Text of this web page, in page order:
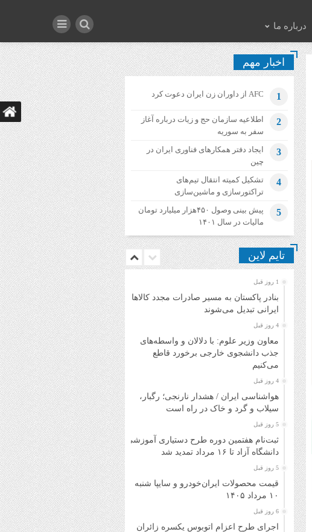
درباره ما
اخبار مهم
1 AFC از داوران زن ایران دعوت کرد
2
اطلاعیه‌ سازمان حج و زیات درباره آغاز
سفر به سوریه
3
ایجاد دفتر همکارهای فناوری ایران در
چین
4
تشکیل کمیته انتقال تیم‌های
تراکتورسازی و ماشین‌سازی
5
پیش بینی وصول ۴۵۰هزار میلیارد تومان
مالیات در سال ۱۴۰۱
تایم لاین
1 روز قبل
بنادر پاکستان به مسیر صادرات مجدد کالاهای
ایرانی تبدیل می‌شوند
4 روز قبل
معاون وزیر علوم: با دلالان و واسطه‌های
جذب دانشجوی خارجی برخورد قاطع
می‌کنیم
4 روز قبل
هواشناسی ایران / هشدار نارنجی؛ رگبار،
سیلاب و گرد و خاک در راه است
5 روز قبل
ثبت‌نام هفتمین دوره طرح دستیاری آموزشی
دانشگاه آزاد تا ۱۶ مرداد تمدید شد
5 روز قبل
قیمت محصولات ایران‌خودرو و سایپا شنبه
۱۰ مرداد ۱۴۰۵
6 روز قبل
اجرای طرح اعزام اتوبوس یکسره زائران